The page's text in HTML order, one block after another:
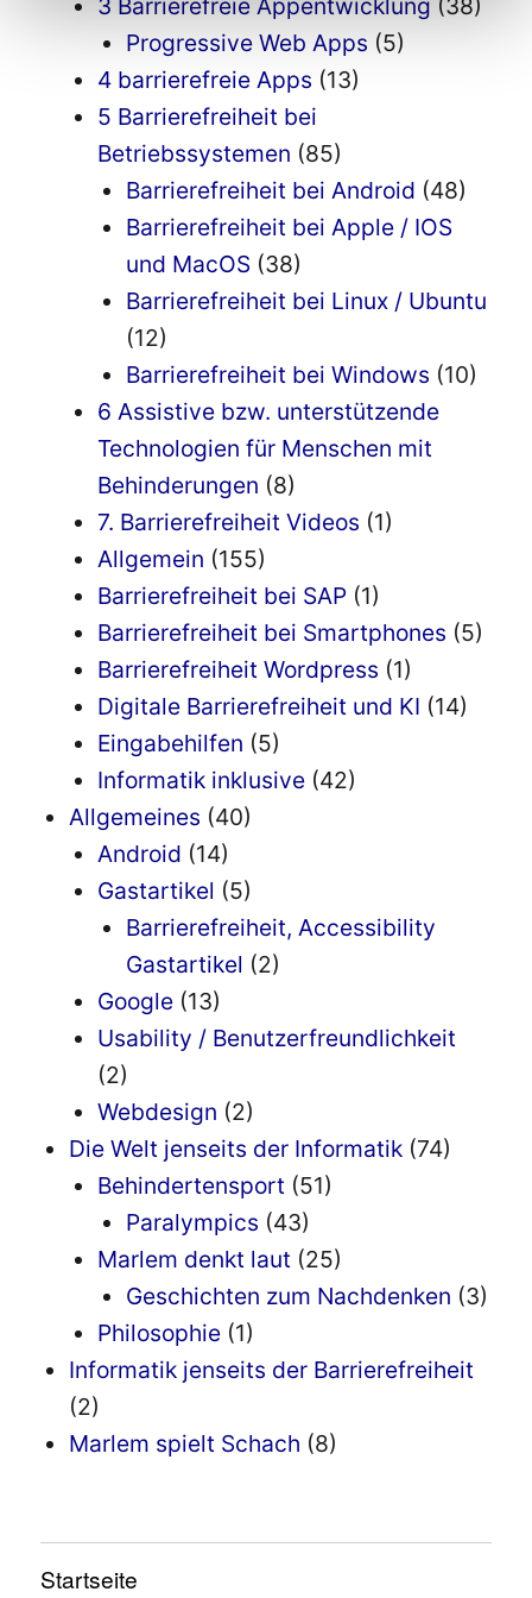
3 Barrierefreie Appentwicklung (38)
Progressive Web Apps (5)
4 barrierefreie Apps (13)
5 Barrierefreiheit bei
Betriebssystemen (85)
Barrierefreiheit bei Android (48)
Barrierefreiheit bei Apple / IOS
und MacOS (38)
Barrierefreiheit bei Linux / Ubuntu
(12)
Barrierefreiheit bei Windows (10)
6 Assistive bzw. unterstützende
Technologien für Menschen mit
Behinderungen (8)
7. Barrierefreiheit Videos (1)
Allgemein (155)
Barrierefreiheit bei SAP (1)
Barrierefreiheit bei Smartphones (5)
Barrierefreiheit Wordpress (1)
Digitale Barrierefreiheit und KI (14)
Eingabehilfen (5)
Informatik inklusive (42)
Allgemeines (40)
Android (14)
Gastartikel (5)
Barrierefreiheit, Accessibility
Gastartikel (2)
Google (13)
Usability / Benutzerfreundlichkeit
(2)
Webdesign (2)
Die Welt jenseits der Informatik (74)
Behindertensport (51)
Paralympics (43)
Marlem denkt laut (25)
Geschichten zum Nachdenken (3)
Philosophie (1)
Informatik jenseits der Barrierefreiheit
(2)
Marlem spielt Schach (8)
Startseite